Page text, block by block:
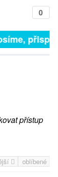
0
přispějte. ➥
přístup
oblíbené